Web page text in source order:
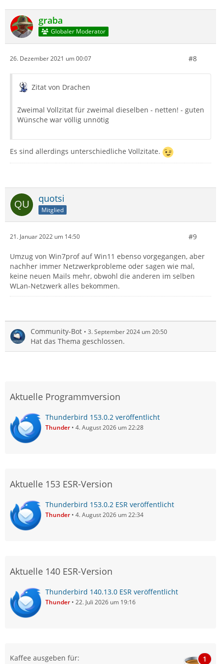
graba
Globaler Moderator
26. Dezember 2021 um 00:07 #8
Zitat von Drachen
Zweimal Vollzitat für zweimal dieselben - netten! - guten
Wünsche war völlig unnötig
Es sind allerdings unterschiedliche Vollzitate.
quotsi
Mitglied
21. Januar 2022 um 14:50 #9
Umzug von Win7prof auf Win11 ebenso vorgegangen, aber
nachher immer Netzwerkprobleme oder sagen wie mal,
keine neuen Mails mehr, obwohl die anderen im selben
WLan-Netzwerk alles bekommen.
Community-Bot 3. September 2024 um 20:50
Hat das Thema geschlossen.
Aktuelle Programmversion
Thunderbird 153.0.2 veröffentlicht
Thunder 4. August 2026 um 22:28
Aktuelle 153 ESR-Version
Thunderbird 153.0.2 ESR veröffentlicht
Thunder 4. August 2026 um 22:34
Aktuelle 140 ESR-Version
Thunderbird 140.13.0 ESR veröffentlicht
Thunder 22. Juli 2026 um 19:16
Kaffee ausgeben für: 1